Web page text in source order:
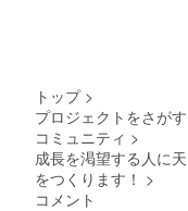
トップ >
プロジェクトをさがす
コミュニティ >
成長を渇望する人に
をつくります！ >
コメント